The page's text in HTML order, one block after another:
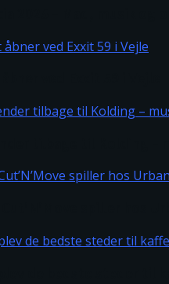
2025 – Mad, musik og
tilbage til Kolding